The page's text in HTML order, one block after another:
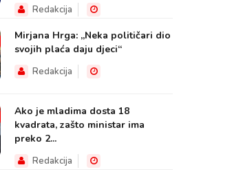
Redakcija
Mirjana Hrga: „Neka političari dio
svojih plaća daju djeci“
Redakcija
Ako je mladima dosta 18
kvadrata, zašto ministar ima
preko 2...
Redakcija